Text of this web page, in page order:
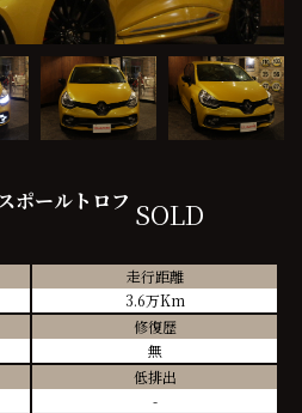
ポールトロフ SOLD
走行距離
3.6万Km
修復歴
無
低排出
-